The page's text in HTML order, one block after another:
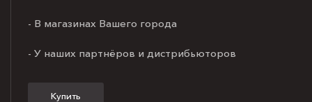
- В магазинах Вашего города
- У наших партнёров и дистрибьюторов
Купить